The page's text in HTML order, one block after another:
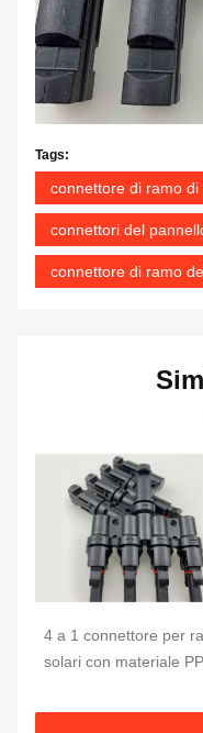
Tags:
connettore di ramo di
connettori del
connettore di ramo
4 a 1 connettore per
solari con materiale
montaggio e elevata